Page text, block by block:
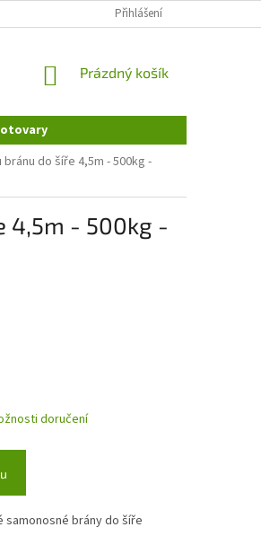
REKLAMAČNÍ ŘÁD
Přihlášení
NÁKUPNÍ
Prázdný košík
do šíře 4,5m - 500kg -
4,5m - 500kg -
doručení
brány do šíře